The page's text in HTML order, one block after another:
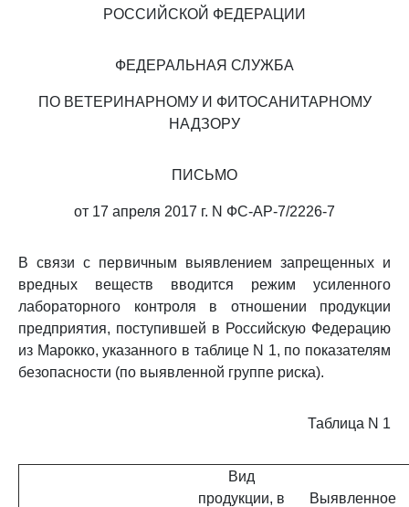
РОССИЙСКОЙ ФЕДЕРАЦИИ
ФЕДЕРАЛЬНАЯ СЛУЖБА
ПО ВЕТЕРИНАРНОМУ И ФИТОСАНИТАРНОМУ
НАДЗОРУ
ПИСЬМО
от 17 апреля 2017 г. N ФС-АР-7/2226-7
В связи с первичным выявлением запрещенных и
вредных веществ вводится режим усиленного
лабораторного контроля в отношении продукции
предприятия, поступившей в Российскую Федерацию
из Марокко, указанного в таблице N 1, по показателям
безопасности (по выявленной группе риска).
Таблица N 1
Вид
продукции, в
Выявленное